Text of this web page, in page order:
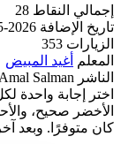
إجمالي النقاط 28
تاريخ الإضافة 2026-05-21
الزيارات 353
المعلم
أغيد المبيض
الناشر Amal Salman
اختر إجابة واحدة
الأخضر صحيح،
كان متوفرًا. وبعد